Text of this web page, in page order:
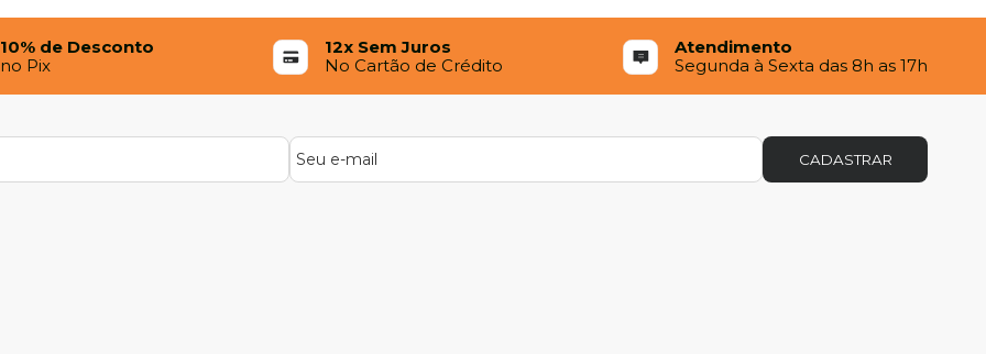
10% de Desconto
no Pix
12x Sem Juros
No Cartão de Crédito
Atendimento
Segunda à Sexta das 8h as 17h
CADASTRAR